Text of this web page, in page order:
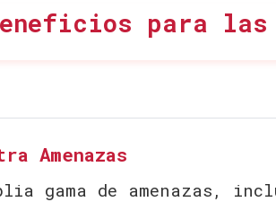
para las
Amenazas
gama de amenazas,